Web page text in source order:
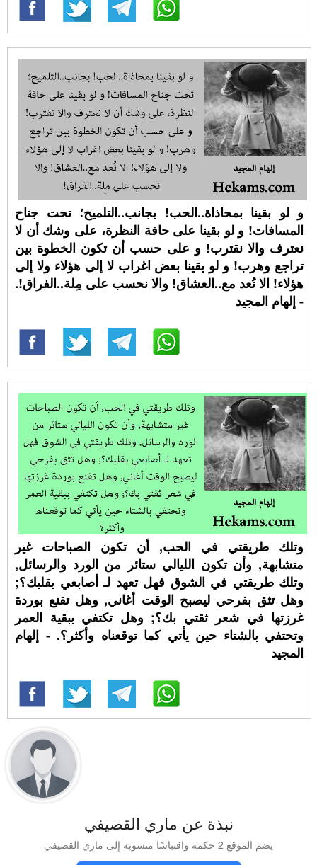
و لو بقينا بمحاذاة..الحب! بجانب..التلميح؛ تحت جناح
المسافات! و لو بقينا على حافة النظرة، على وشك أن لا
نعترف والا نقترب! و على حسب أن تكون الخطوة بين
تراجع وهرب! و لو بقينا بعض اغراب لا إلى هؤلاء ولا إلى
هؤلاء! الا نُعد مع..العشاق! والا نحسب على مِلة..الفراق!.
- إلهام المجيد
وتلك طريقتي في الحب, أن تكون الصباحات غير
متشابهة, وأن تكون الليالي ستائر من الورد والرسائل,
وتلك طريقتي في الشوق فهل تعهد لـ أصابعي بقلبك؟;
وهل تثق بفرحي ليصبح الوقت أغاني, وهل تقنع بوردة
غرزتها في شعر ثقتي بك؟; وهل تكتفي ببقية العمر
وتحتفي بالشتاء حين يأتي كما توقعناه وأكثر؟. - إلهام
المجيد
نبذة عن ماري القصيفي
يضم الموقع 2 حكمة واقتباسًا منسوبة إلى ماري القصيفي